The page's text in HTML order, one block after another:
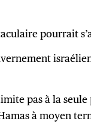
pourrait
pas à la seule
à moyen